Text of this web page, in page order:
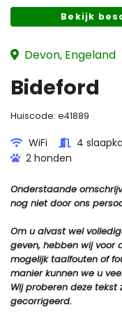
Bekijk
Devon, Engeland
Bideford
Huiscode: e41889
WiFi 4
2 honden
Onderstaande
nog niet door ons
Om u alvast wel
geven, hebben wij voor
mogelijk taalfouten of
manier kunnen we u
Wij proberen deze tekst
gecorrigeerd.